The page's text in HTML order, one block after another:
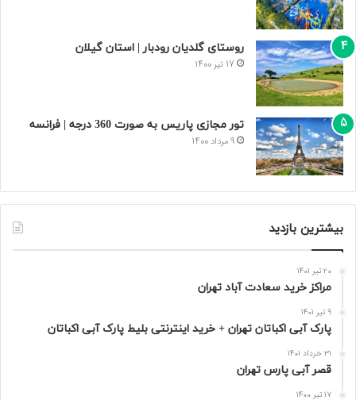
روستای گلدیان رودبار | استان گیلان
17 تیر 1400
تور مجازی پاریس به صورت 360 درجه | فرانسه
9 مرداد 1400
بیشترین بازدید
20 تیر 1401
مراکز خرید سعادت‌ آباد تهران
9 تیر 1401
پارک آبی اکباتان تهران + خرید اینترنتی بلیط پارک آبی اکباتان
31 خرداد 1401
قصر آبی پارس تهران
17 تیر 1400